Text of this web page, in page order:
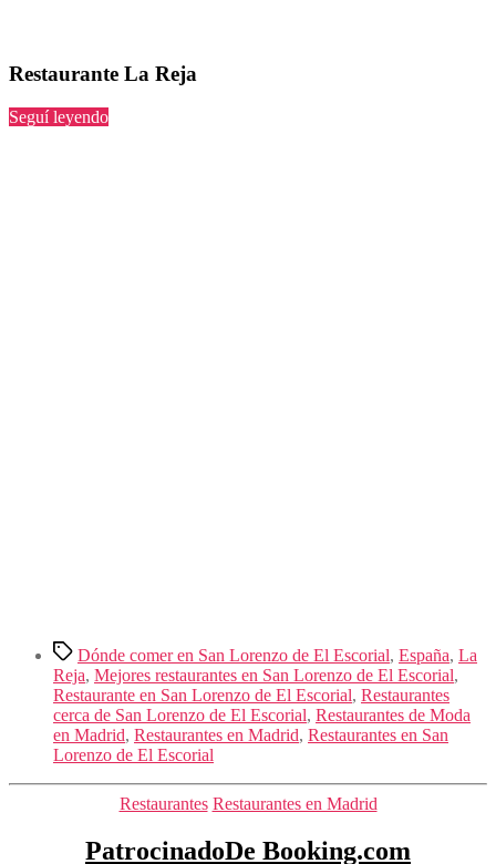
Restaurante La Reja
Seguí leyendo“La
Etiquetas
Dónde comer en San Lorenzo de El Escorial, España, La
Reja, Mejores restaurantes en San Lorenzo de El Escorial,
Restaurante en San Lorenzo de El Escorial, Restaurantes
cerca de San Lorenzo de El Escorial, Restaurantes de Moda
en Madrid, Restaurantes en Madrid, Restaurantes en San
Lorenzo de El Escorial
Categorías
Restaurantes Restaurantes en Madrid
PatrocinadoDe Booking.com